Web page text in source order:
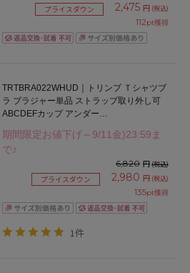
プライスダウン 2,475 円 (税込)
112pt獲得
TRTBRA022WHUD｜トリンプ Ｔシャツブ
ラ ブラジャー単品 ストラップ取り外し可
ABCDEFカップ アンダー
期間限定お値下げ～9/11金)23:59ま
で♪
6,820 円(税込)
プライスダウン 2,980 円 (税込)
135pt獲得
1件